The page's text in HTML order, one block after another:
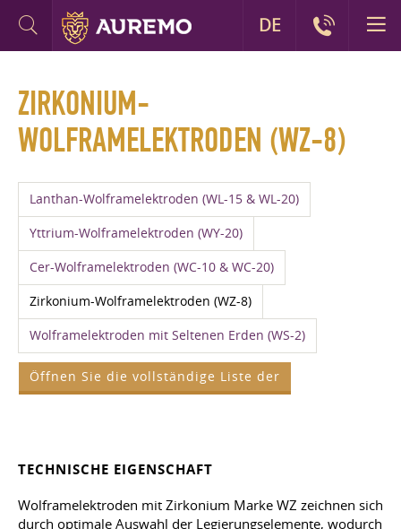
ZIRKONIUM-
WOLFRAMELEKTRODEN (WZ-8)
Lanthan-Wolframelektroden (WL-15 & WL-20)
Yttrium-Wolframelektroden (WY-20)
Cer-Wolframelektroden (WC-10 & WC-20)
Zirkonium-Wolframelektroden (WZ-8)
Wolframelektroden mit Seltenen Erden (WS-2)
Öffnen Sie die vollständige Liste der
TECHNISCHE EIGENSCHAFT
Wolframelektroden mit Zirkonium Marke WZ zeichnen sich
durch optimale Auswahl der Legierungselemente, wodurch
DE